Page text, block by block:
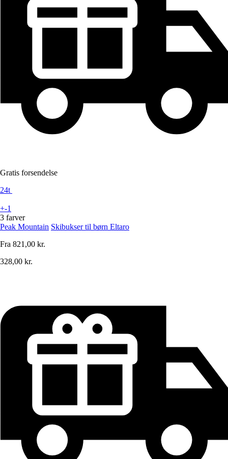
Gratis forsendelse
24t
+-1
3 farver
Peak Mountain Skibukser til børn Eltaro
Fra 821,00 kr.
328,00 kr.